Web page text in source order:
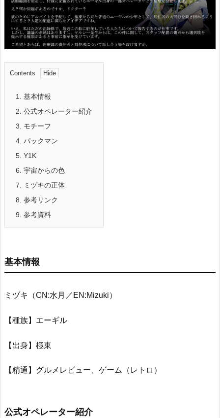
Contents
1.
基本情報
2. 公式オペレーター紹介
3.
モチーフ
4. パックマン
5. Y1K
6. 宇宙からの色
7.
ミヅキの正体
8. 参考リンク
9. 参考資料
基本情報
ミヅキ（CN:水月／EN:Mizuki）
【種族】エーギル
【出身】極東
【精通】グルメレビュー、ゲーム（レトロ）
公式オペレーター紹介